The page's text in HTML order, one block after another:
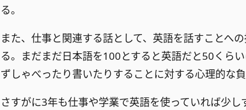
る。
また、仕事と関連する話として、英語を話すことへ
る。まだまだ日本語を100とすると英語だと50くら
ずしゃべったり書いたりすることに対する心理的な
さすがに3年も仕事や学業で英語を使っていれば少